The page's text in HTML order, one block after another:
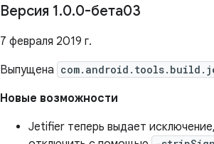
Версия 1.0.0-бета03
7 февраля 2019 г.
Выпущена
Новые возможности
Jetifier теперь выдает